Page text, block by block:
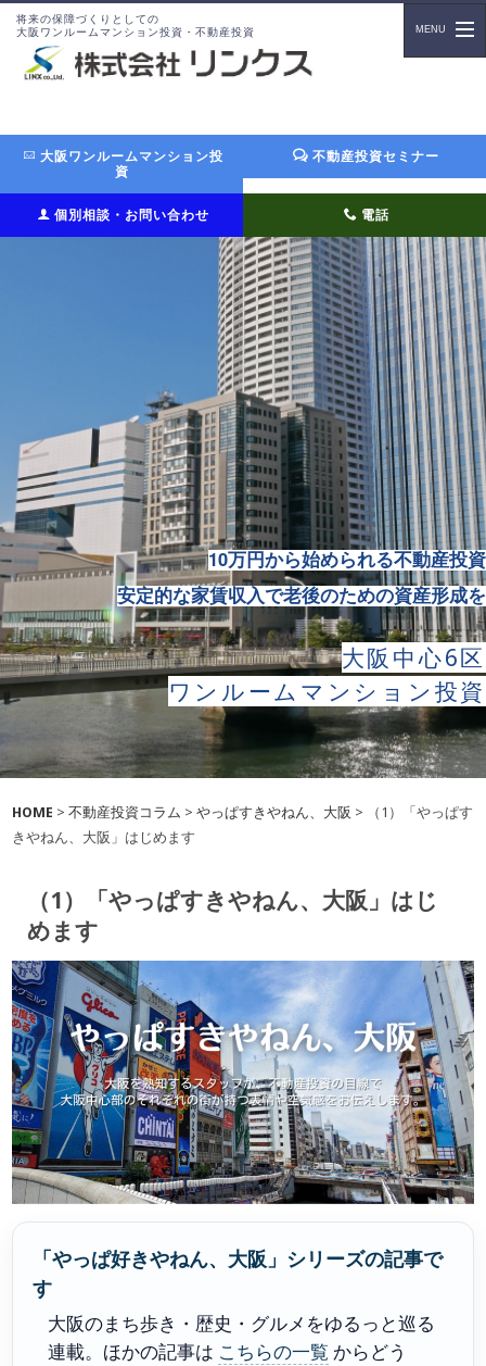
将来の保障づくりとしての
大阪ワンルームマンション投資・不動産投資
大阪ワンルームマンション投
資
不動産投資セミナー
個別相談・お問い合わせ 電話
10万円から始められる不動産投資
安定的な家賃収入で老後のための資産形成を
大阪中心6区
ワンルームマンション投資
HOME > 不動産投資コラム > やっぱすきやねん、大阪 > （1）「やっぱす
きやねん、大阪」はじめます
（1）「やっぱすきやねん、大阪」はじ
めます
「やっぱ好きやねん、大阪」シリーズの記事で
す
大阪のまち歩き・歴史・グルメをゆるっと巡る
連載。ほかの記事は こちらの一覧 からどう